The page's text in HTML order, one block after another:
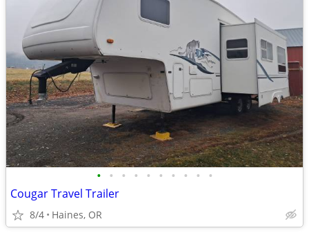
• • • • • • • • • •
Cougar Travel Trailer
8/4 Haines, OR